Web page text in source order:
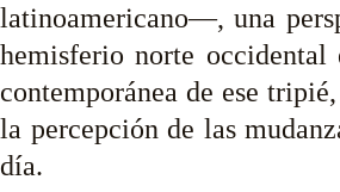
latinoamericano—, una
hemisferio norte occidental
contemporánea de ese
la percepción de las
día.